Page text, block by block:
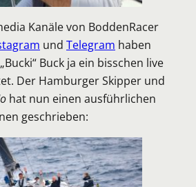
Kanäle von BoddenRacer
und Telegram haben
Buck ja ein bisschen live
Der Hamburger Skipper und
hat nun einen ausführlichen
geschrieben: